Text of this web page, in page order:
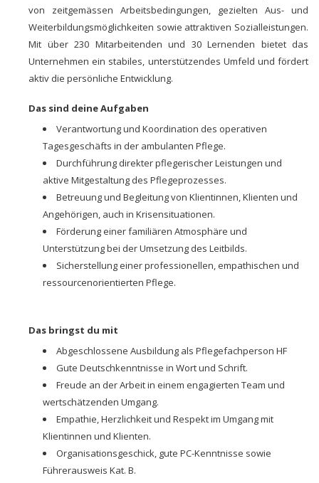
von zeitgemässen Arbeitsbedingungen, gezielten Aus- und
Weiterbildungsmöglichkeiten sowie attraktiven Sozialleistungen.
Mit über 230 Mitarbeitenden und 30 Lernenden bietet das
Unternehmen ein stabiles, unterstützendes Umfeld und fördert
aktiv die persönliche Entwicklung.
Das sind deine Aufgaben
Verantwortung und Koordination des operativen
Tagesgeschäfts in der ambulanten Pflege.
Durchführung direkter pflegerischer Leistungen und
aktive Mitgestaltung des Pflegeprozesses.
Betreuung und Begleitung von Klientinnen, Klienten und
Angehörigen, auch in Krisensituationen.
Förderung einer familiären Atmosphäre und
Unterstützung bei der Umsetzung des Leitbilds.
Sicherstellung einer professionellen, empathischen und
ressourcenorientierten Pflege.
Das bringst du mit
Abgeschlossene Ausbildung als Pflegefachperson HF
Gute Deutschkenntnisse in Wort und Schrift.
Freude an der Arbeit in einem engagierten Team und
wertschätzenden Umgang.
Empathie, Herzlichkeit und Respekt im Umgang mit
Klientinnen und Klienten.
Organisationsgeschick, gute PC-Kenntnisse sowie
Führerausweis Kat. B.